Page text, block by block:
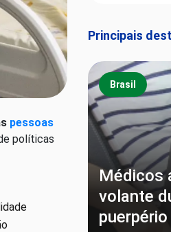
pessoas
políticas
Principais
Brasil
Médicos
volante
puerpério